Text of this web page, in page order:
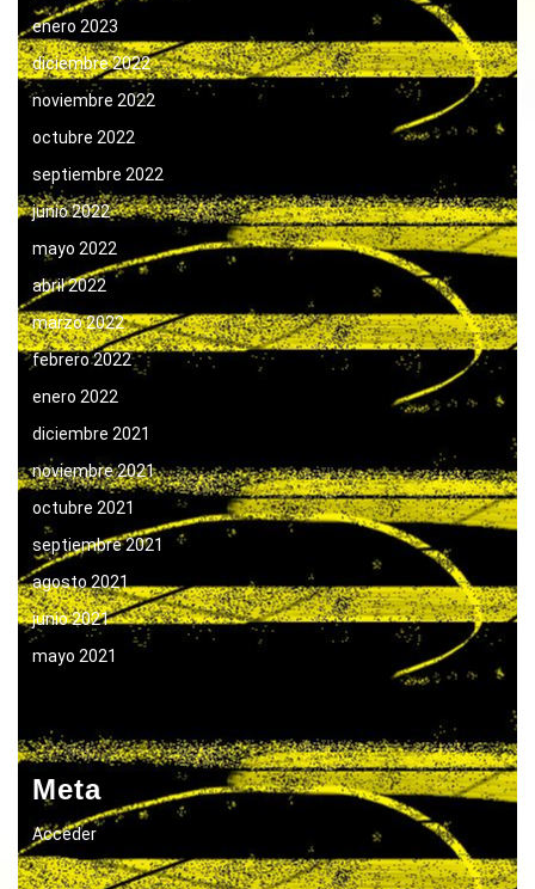
enero 2023
diciembre 2022
noviembre 2022
octubre 2022
septiembre 2022
junio 2022
mayo 2022
abril 2022
marzo 2022
febrero 2022
enero 2022
diciembre 2021
noviembre 2021
octubre 2021
septiembre 2021
agosto 2021
junio 2021
mayo 2021
Meta
Acceder